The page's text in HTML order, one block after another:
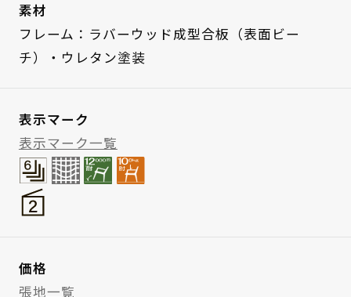
素材
フレーム：ラバーウッド成型合板（表面ビー
チ）・ウレタン塗装
表示マーク
表示マーク一覧
価格
張地一覧